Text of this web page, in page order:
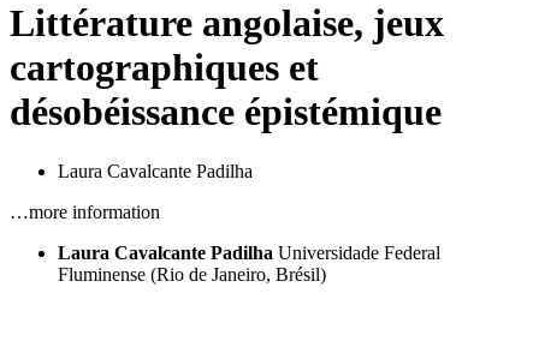
Littérature angolaise, jeux
cartographiques et
désobéissance épistémique
Laura Cavalcante Padilha
…more information
Laura Cavalcante Padilha Universidade Federal
Fluminense (Rio de Janeiro, Brésil)